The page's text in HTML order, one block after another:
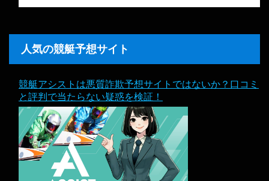
人気の競艇予想サイト
競艇アシストは悪質詐欺予想サイトではないか？口コミ
と評判で当たらない疑惑を検証！